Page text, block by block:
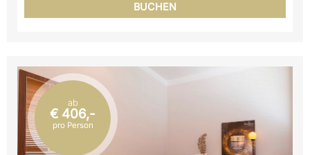
BUCHEN
ab
€ 406,-
pro Person